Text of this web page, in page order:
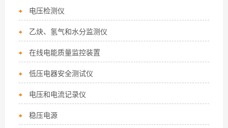
电压检测仪
乙炔、氢气和水分监测仪
在线电能质量监控装置
低压电器安全测试仪
电压和电流记录仪
稳压电源